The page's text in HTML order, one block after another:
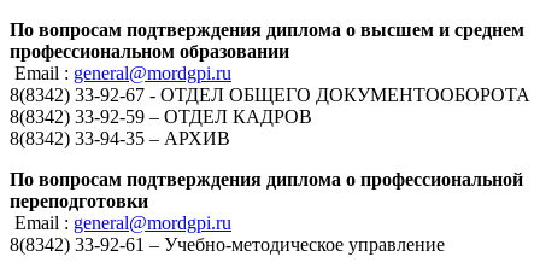
По вопросам подтверждения диплома о высшем и среднем
профессиональном образовании
Email : general@mordgpi.ru
8(8342) 33-92-67 - ОТДЕЛ ОБЩЕГО ДОКУМЕНТООБОРОТА
8(8342) 33-92-59 – ОТДЕЛ КАДРОВ
8(8342) 33-94-35 – АРХИВ
По вопросам подтверждения диплома о профессиональной
переподготовки
Email : general@mordgpi.ru
8(8342) 33-92-61 – Учебно-методическое управление